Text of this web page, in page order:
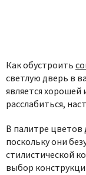
Как обустроить
светлую дверь в
является
расслабиться,
В палитре цветов
поскольку они
стилистической
выбор